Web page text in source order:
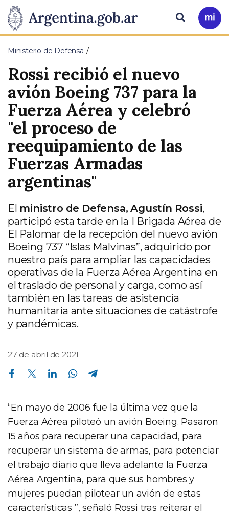
Presidencia
de
la
Nación
Pasar al contenido principal
Ir
a
Buscar
Ministerio de Defensa
Rossi recibió el nuevo
avión Boeing 737 para la
Fuerza Aérea y celebró
"el proceso de
reequipamiento de las
Fuerzas Armadas
argentinas"
El ministro de Defensa, Agustín Rossi,
participó esta tarde en la I Brigada Aérea de
El Palomar de la recepción del nuevo avión
Boeing 737 “Islas Malvinas”, adquirido por
nuestro país para ampliar las capacidades
operativas de la Fuerza Aérea Argentina en
el traslado de personal y carga, como así
también en las tareas de asistencia
humanitaria ante situaciones de catástrofe
y pandémicas.
27 de abril de 2021
Compartir en Facebook Compartir en Twitter Compartir en Linkedin Compartir en Whatsapp
“En mayo de 2006 fue la última vez que la
Fuerza Aérea piloteó un avión Boeing. Pasaron
15 años para recuperar una capacidad, para
recuperar un sistema de armas, para potenciar
el trabajo diario que lleva adelante la Fuerza
Aérea Argentina, para que sus hombres y
mujeres puedan pilotear un avión de estas
características ”, señaló Rossi tras reiterar el